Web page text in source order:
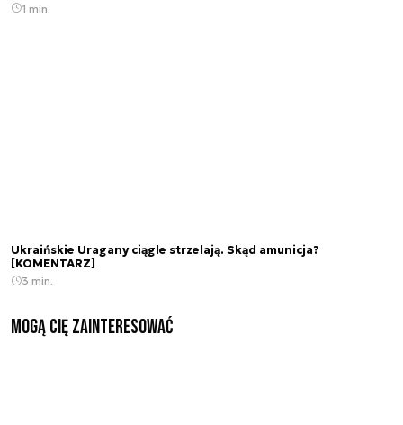
1 min.
Ukraińskie Uragany ciągle strzelają. Skąd amunicja?
[KOMENTARZ]
3 min.
Mogą Cię zainteresować